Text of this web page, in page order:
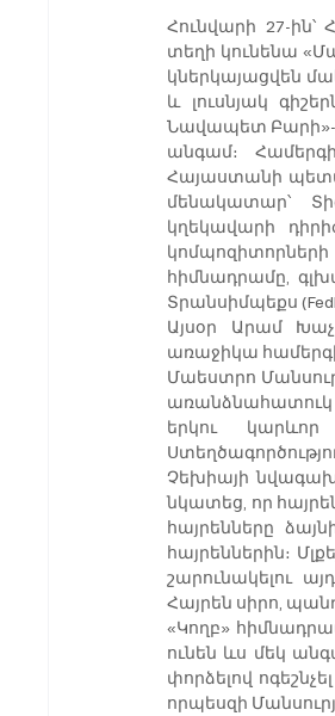
Հունվարի 27-
տեղի կունենա
կներկայացվեն
և լուսնյակ
Նավապետ Բարի»-
անգամ։
Հայաստանի
մենակատար՝
կղեկավարի
հիմնադրամը,
Տրանսիմպեքս
Այսօր Արամ
առաջիկա
Մաեստրո
առանձնահատուկ
երկու
Չեխիայի
նկատեց, որ
հայրենները
հայրեններին։
շարունակելու
Հայրեն սիրո,
«Կողբ»
ունեն ևս մեկ
փորձելով
որպեսզի